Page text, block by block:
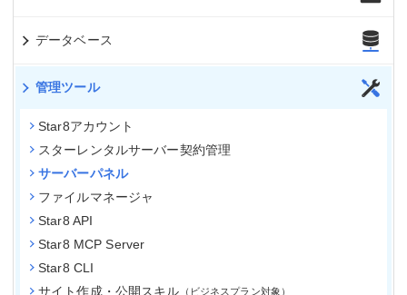
データベース
管理ツール
Star8アカウント
スターレンタルサーバー契約管理
サーバーパネル
ファイルマネージャ
Star8 API
Star8 MCP Server
Star8 CLI
サイト作成・公開スキル
ビジネスプラン対象